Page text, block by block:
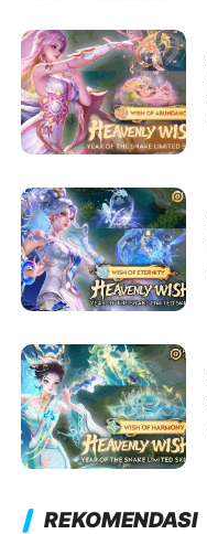
REKOMENDASI